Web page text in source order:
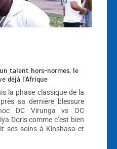
talent hors-normes, le
déjà l’Afrique
la phase classique de la
sa dernière blessure
DC Virunga vs OC
Doris comme c’est bien
ses soins à Kinshasa et